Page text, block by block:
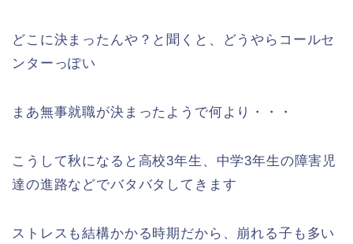
どこに決まったんや？と聞くと、どうやらコールセ
ンターっぽい
まあ無事就職が決まったようで何より・・・
こうして秋になると高校3年生、中学3年生の障害児
達の進路などでバタバタしてきます
ストレスも結構かかる時期だから、崩れる子も多い